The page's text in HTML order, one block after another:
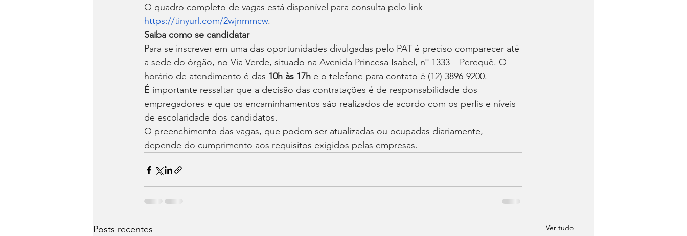
O quadro completo de vagas está disponível para consulta pelo link
https://tinyurl.com/2wjnmmcw.
Saiba como se candidatar
Para se inscrever em uma das oportunidades divulgadas pelo PAT é preciso comparecer até
a sede do órgão, no Via Verde, situado na Avenida Princesa Isabel, nº 1333 – Perequê. O
horário de atendimento é das 10h às 17h e o telefone para contato é (12) 3896-9200.
É importante ressaltar que a decisão das contratações é de responsabilidade dos
empregadores e que os encaminhamentos são realizados de acordo com os perfis e níveis
de escolaridade dos candidatos.
O preenchimento das vagas, que podem ser atualizadas ou ocupadas diariamente,
depende do cumprimento aos requisitos exigidos pelas empresas.
Posts recentes Ver tudo